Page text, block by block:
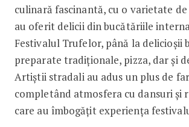
culinară fascinantă, cu o varietate
au oferit delicii din bucătăriile
Festivalul Trufelor, până la delicioșii
preparate tradiționale, pizza, dar și
Artiștii stradali au adus un plus de
completând atmosfera cu dansuri și
care au îmbogățit experiența